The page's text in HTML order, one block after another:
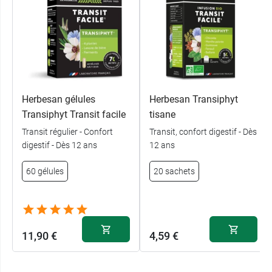
Laboratoire Herbesan
Conditionnement : Pot de 184 g de poudre
Herbesan gélules
Transiphyt Transit facile
Transit régulier - Confort
digestif - Dès 12 ans
60 gélules
11,90 €
Herbesan Transiphyt
tisane
Transit, confort digestif - Dès
12 ans
20 sachets
4,59 €